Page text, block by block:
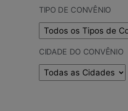
TIPO DE CONVÊNIO
CIDADE DO CONVÊNIO